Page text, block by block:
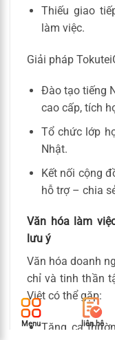
Thiếu giao
làm việc.
Giải pháp
Đào tạo tiếng
cao cấp, tích
Tổ chức lớp
Nhật.
Kết nối cộng
hỗ trợ – chia
Văn hóa làm
lưu ý
Văn hóa doanh
chỉ và tinh thần
Việt có thể gặp:
Tăng ca
Menu liên hệ